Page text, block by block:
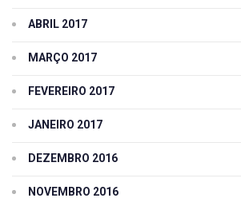
ABRIL 2017
MARÇO 2017
FEVEREIRO 2017
JANEIRO 2017
DEZEMBRO 2016
NOVEMBRO 2016